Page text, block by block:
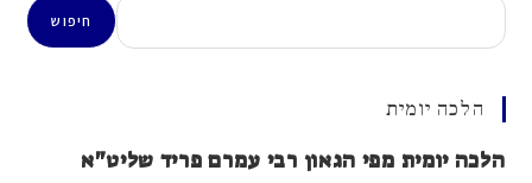
חיפוש
הלכה יומית
הלכה יומית מפי הגאון רבי עמרם פריד שליט"א